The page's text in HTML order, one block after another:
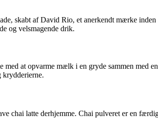
skabt af David Rio, et anerkendt mærke
og velsmagende drik.
med at opvarme mælk i en gryde sammen
krydderierne.
chai latte derhjemme. Chai pulveret er en